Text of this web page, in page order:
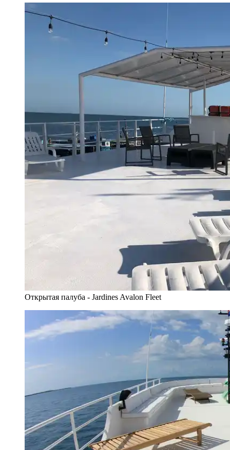
Открытая палуба - Jardines Avalon Fleet